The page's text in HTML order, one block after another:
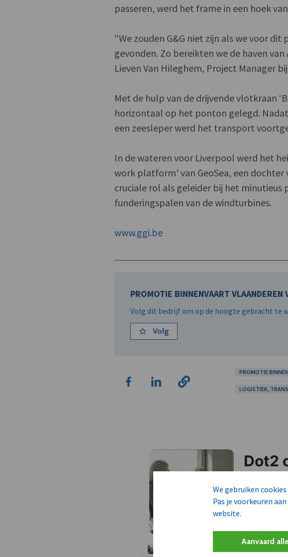
We gebruiken
Pas je voorkeuren
website.
Aanvaard
passeren, werd het frame in een hoek
“We zouden G&G niet zijn als we voor
gevonden. Zo bereikten we de haven
Lieven Van Hileghem, Project Manager bij
Met de hulp van de drijvende vlotkraan
horizontaal op het ponton gelegd.
een zeesleper werd het transport
In de wateren voor Liverpool werd het
work platform’ van GeoSea, een
cruciale rol als geleider bij het minutieus
funderingspalen van de windturbines.
www.ggi.be
PROMOTIE BINNENVAART VLAANDEREN
Volg dit bedrijf om op de hoogte gebracht te
Volg
PROMOTIE
LOGISTIEK,